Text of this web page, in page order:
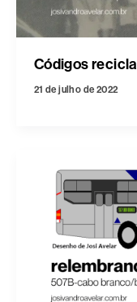
Códigos
21 de julho de 2022